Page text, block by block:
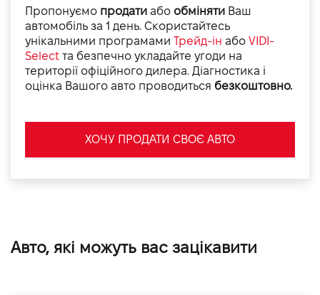
Пропонуємо продати або обміняти Ваш
автомобіль за 1 день. Скористайтесь
унікальними програмами Трейд-ін або VIDI-
Select та безпечно укладайте угоди на
території офіційного дилера. Діагностика і
оцінка Вашого авто проводиться безкоштовно.
ХОЧУ ПРОДАТИ СВОЄ АВТО
Авто, які можуть вас зацікавити